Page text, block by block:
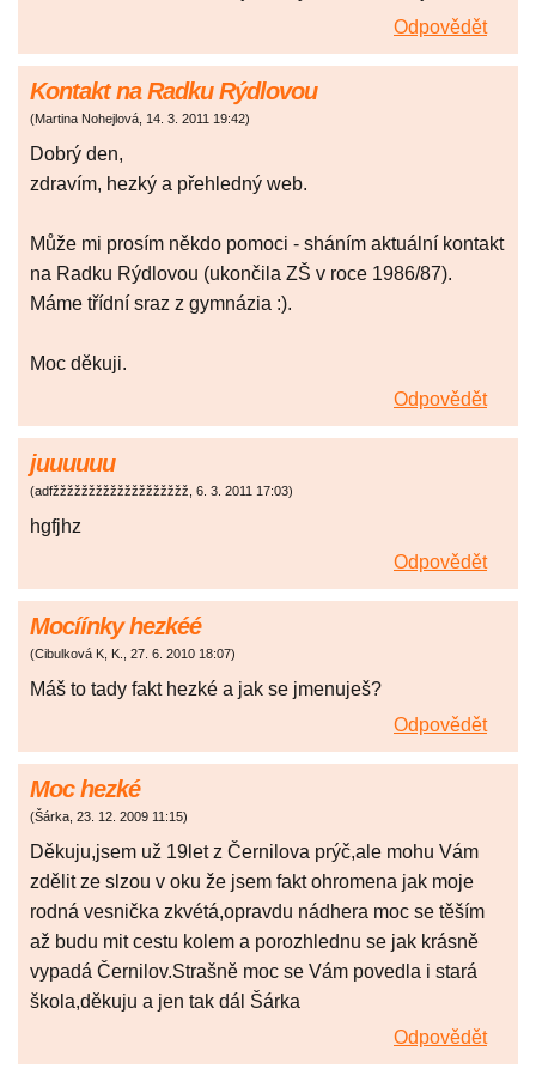
Odpovědět
Kontakt na Radku Rýdlovou
(Martina Nohejlová, 14. 3. 2011 19:42)
Dobrý den,
zdravím, hezký a přehledný web.
Může mi prosím někdo pomoci - sháním aktuální kontakt
na Radku Rýdlovou (ukončila ZŠ v roce 1986/87).
Máme třídní sraz z gymnázia :).
Moc děkuji.
Odpovědět
juuuuuu
(adfžžžžžžžžžžžžžžžžžžž, 6. 3. 2011 17:03)
hgfjhz
Odpovědět
Mocíínky hezkéé
(Cibulková K, K., 27. 6. 2010 18:07)
Máš to tady fakt hezké a jak se jmenuješ?
Odpovědět
Moc hezké
(Šárka, 23. 12. 2009 11:15)
Děkuju,jsem už 19let z Černilova prýč,ale mohu Vám
zdělit ze slzou v oku že jsem fakt ohromena jak moje
rodná vesnička zkvétá,opravdu nádhera moc se těším
až budu mit cestu kolem a porozhlednu se jak krásně
vypadá Černilov.Strašně moc se Vám povedla i stará
škola,děkuju a jen tak dál Šárka
Odpovědět